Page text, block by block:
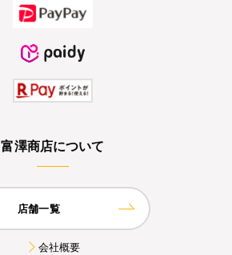
富澤商店について
店舗一覧
会社概要